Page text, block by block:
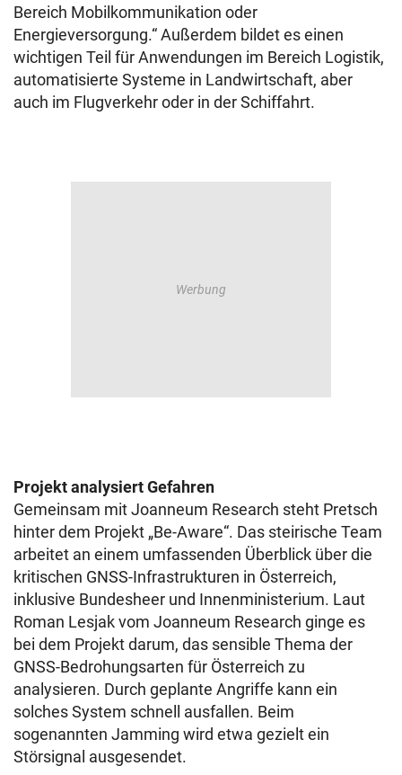
Bereich Mobilkommunikation oder
Energieversorgung.“ Außerdem bildet es einen
wichtigen Teil für Anwendungen im Bereich Logistik,
automatisierte Systeme in Landwirtschaft, aber
auch im Flugverkehr oder in der Schiffahrt.
Projekt analysiert Gefahren
Gemeinsam mit Joanneum Research steht Pretsch
hinter dem Projekt „Be-Aware“. Das steirische Team
arbeitet an einem umfassenden Überblick über die
kritischen GNSS-Infrastrukturen in Österreich,
inklusive Bundesheer und Innenministerium. Laut
Roman Lesjak vom Joanneum Research ginge es
bei dem Projekt darum, das sensible Thema der
GNSS-Bedrohungsarten für Österreich zu
analysieren. Durch geplante Angriffe kann ein
solches System schnell ausfallen. Beim
sogenannten Jamming wird etwa gezielt ein
Störsignal ausgesendet.